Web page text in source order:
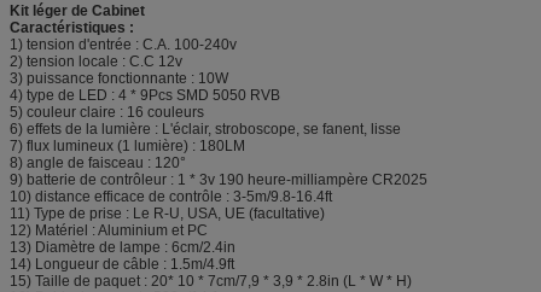
Kit léger de Cabinet
Caractéristiques :
1) tension d'entrée : C.A. 100-240v
2) tension locale : C.C 12v
3) puissance fonctionnante : 10W
4) type de LED : 4 * 9Pcs SMD 5050 RVB
5) couleur claire : 16 couleurs
6) effets de la lumière : L'éclair, stroboscope, se fanent, lisse
7) flux lumineux (1 lumière) : 180LM
8) angle de faisceau : 120°
9) batterie de contrôleur : 1 * 3v 190 heure-milliampère CR2025
10) distance efficace de contrôle : 3-5m/9.8-16.4ft
11) Type de prise : Le R-U, USA, UE (facultative)
12) Matériel : Aluminium et PC
13) Diamètre de lampe : 6cm/2.4in
14) Longueur de câble : 1.5m/4.9ft
15) Taille de paquet : 20* 10 * 7cm/7,9 * 3,9 * 2.8in (L * W * H)